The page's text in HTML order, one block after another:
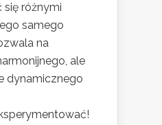
się różnymi
samego
na
ale
dynamicznego